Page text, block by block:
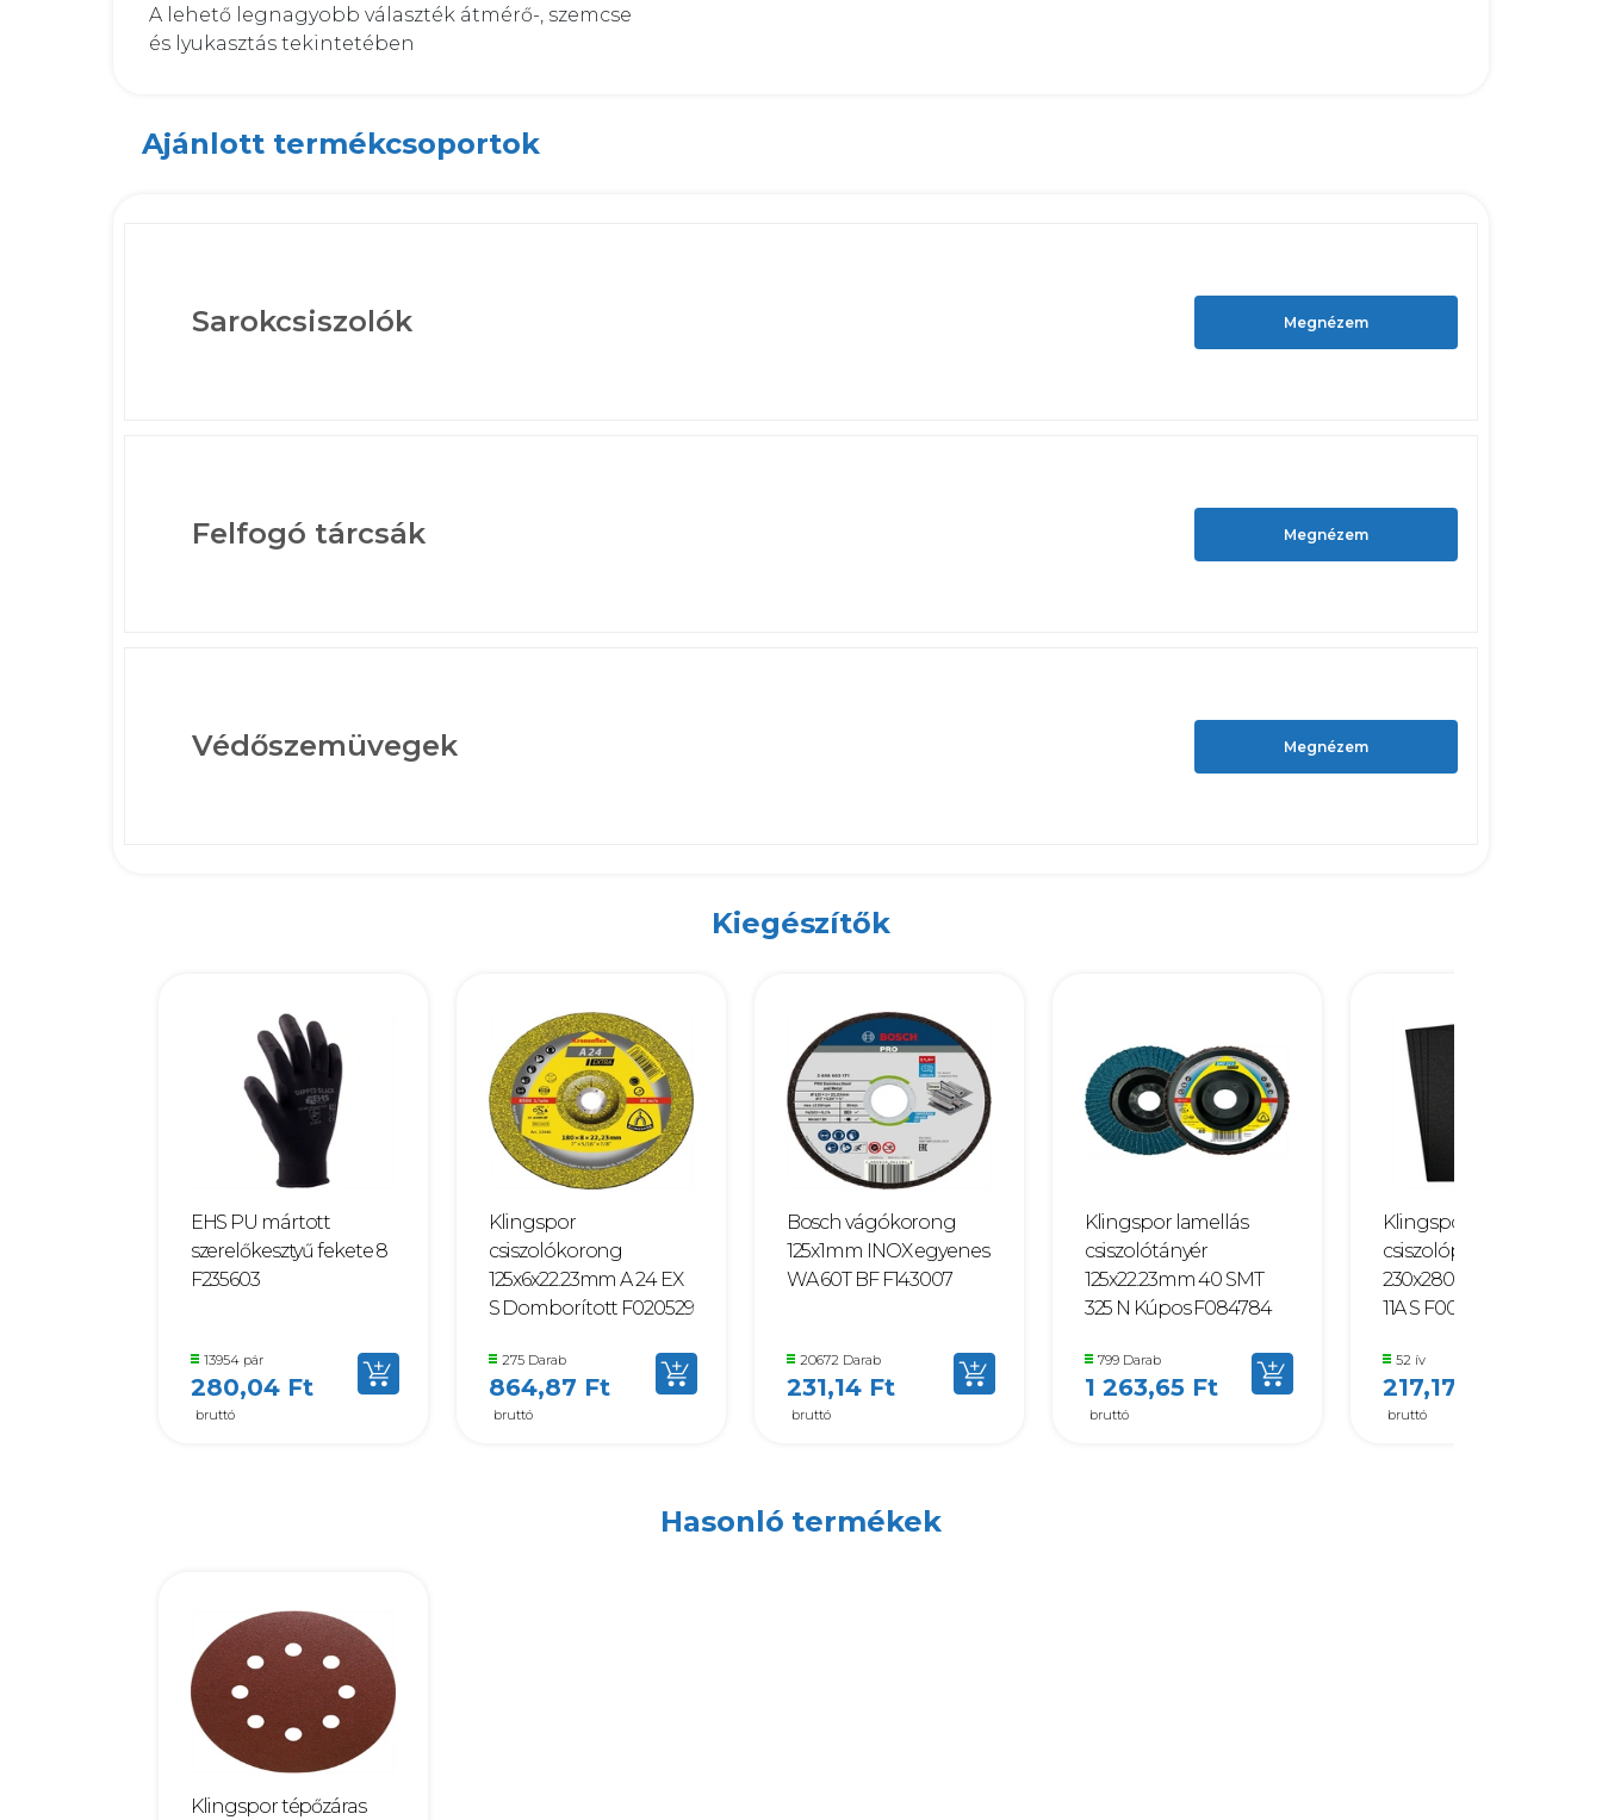
A lehető legnagyobb választék átmérő-, szemcse
és lyukasztás tekintetében
Ajánlott termékcsoportok
Sarokcsiszolók Megnézem
Felfogó tárcsák Megnézem
Védőszemüvegek Megnézem
Kiegészítők
EHS PU mártott
szerelőkesztyű fekete 8
F235603
13954 pár
280,04 Ft
bruttó
Klingspor
csiszolókorong
125x6x22.23mm A 24 EX
S Domborított F020529
275 Darab
864,87 Ft
bruttó
Bosch vágókorong
125x1mm INOX egyenes
WA 60T BF F143007
20672 Darab
231,14 Ft
bruttó
Klingspor lamellás
csiszolótányér
125x22.23mm 40 SMT
325 N Kúpos F084784
799 Darab
1 263,65 Ft
bruttó
Klingspor
csiszolópapír A4
230x280mm P 600 PS
11A S F002443
52 ív
217,17 Ft
bruttó
Hasonló termékek
Klingspor tépőzáras